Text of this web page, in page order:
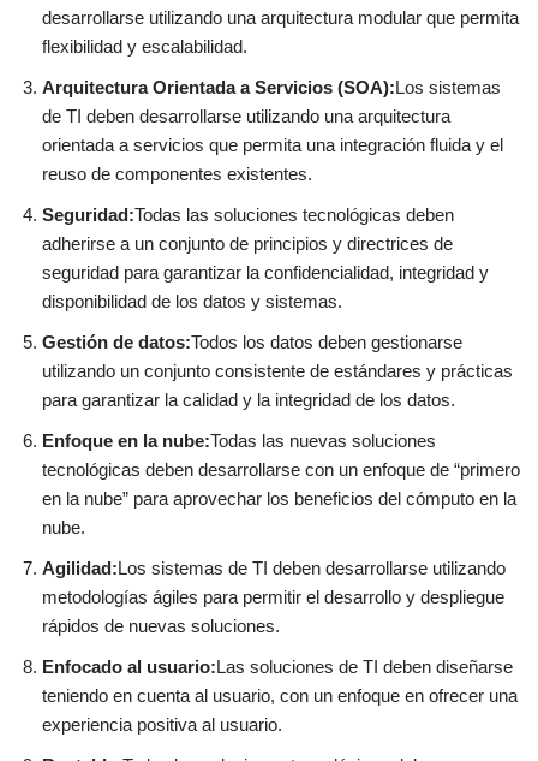
desarrollarse utilizando una arquitectura modular que permita
flexibilidad y escalabilidad.
Arquitectura Orientada a Servicios (SOA):Los sistemas
de TI deben desarrollarse utilizando una arquitectura
orientada a servicios que permita una integración fluida y el
reuso de componentes existentes.
Seguridad:Todas las soluciones tecnológicas deben
adherirse a un conjunto de principios y directrices de
seguridad para garantizar la confidencialidad, integridad y
disponibilidad de los datos y sistemas.
Gestión de datos:Todos los datos deben gestionarse
utilizando un conjunto consistente de estándares y prácticas
para garantizar la calidad y la integridad de los datos.
Enfoque en la nube:Todas las nuevas soluciones
tecnológicas deben desarrollarse con un enfoque de “primero
en la nube” para aprovechar los beneficios del cómputo en la
nube.
Agilidad:Los sistemas de TI deben desarrollarse utilizando
metodologías ágiles para permitir el desarrollo y despliegue
rápidos de nuevas soluciones.
Enfocado al usuario:Las soluciones de TI deben diseñarse
teniendo en cuenta al usuario, con un enfoque en ofrecer una
experiencia positiva al usuario.